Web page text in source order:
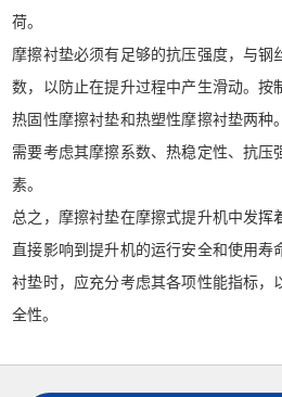
荷。
摩擦衬垫必须有足够的抗压强度，与钢
数，以防止在提升过程中产生滑动。按
热固性摩擦衬垫和热塑性摩擦衬垫两种
需要考虑其摩擦系数、热稳定性、抗压
素。
总之，摩擦衬垫在摩擦式提升机中发挥
直接影响到提升机的运行安全和使用寿
衬垫时，应充分考虑其各项性能指标，
全性。